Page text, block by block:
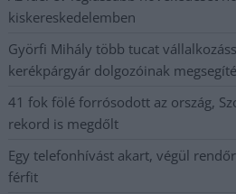
kiskereskedelemben
Györfi Mihály több tucat
kerékpárgyár dolgozóinak
41 fok fölé forrósodott az ország,
rekord is megdőlt
Egy telefonhívást akart, végül
férfit